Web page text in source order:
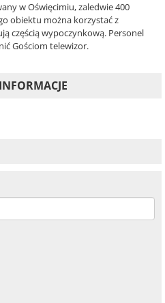
w Oświęcimiu, zaledwie 400
obiektu można korzystać z
częścią wypoczynkową. Personel
Gościom telewizor.